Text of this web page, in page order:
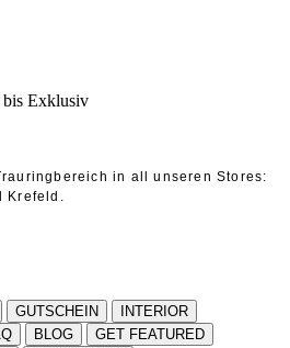
bis Exklusiv
in all unseren Stores:
Krefeld.
GUTSCHEIN
INTERIOR
BLOG
GET FEATURED